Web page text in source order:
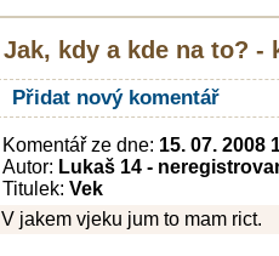
Jak, kdy a kde na to? -
Přidat nový komentář
Komentář ze dne: 15. 07. 2008
Autor: Lukaš 14 -
Titulek: Vek
V jakem vjeku jum to mam rict.